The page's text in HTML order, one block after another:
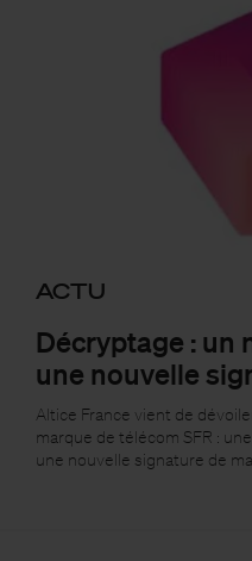
ACTU
Décryptage : un
une nouvelle
Altice France vient de
marque de télécom SFR :
une nouvelle signature de